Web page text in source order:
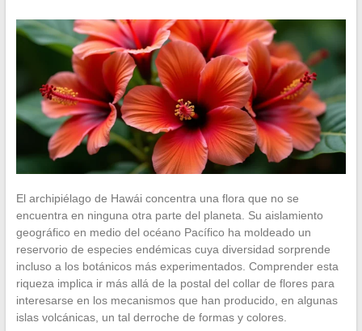
El archipiélago de Hawái concentra una flora que no se
encuentra en ninguna otra parte del planeta. Su aislamiento
geográfico en medio del océano Pacífico ha moldeado un
reservorio de especies endémicas cuya diversidad sorprende
incluso a los botánicos más experimentados. Comprender esta
riqueza implica ir más allá de la postal del collar de flores para
interesarse en los mecanismos que han producido, en algunas
islas volcánicas, un tal derroche de formas y colores.